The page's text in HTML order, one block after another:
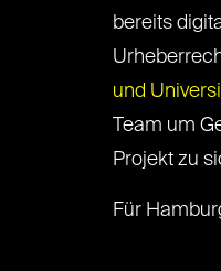
bereits
und
Team um
Projekt zu
Für